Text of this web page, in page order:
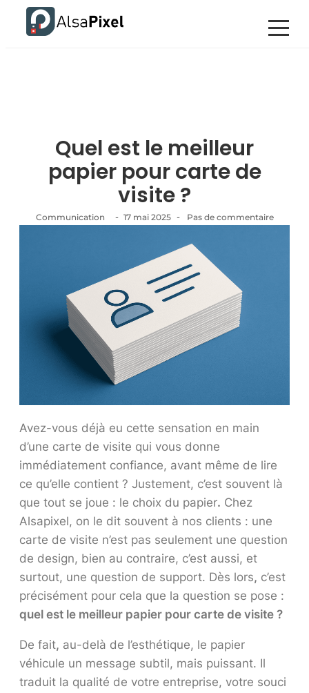
Quel est le meilleur
papier pour carte de
visite ?
Communication - 17 mai 2025 - Pas de commentaire
Avez-vous déjà eu cette sensation en main
d’une carte de visite qui vous donne
immédiatement confiance, avant même de lire
ce qu’elle contient ? Justement, c’est souvent là
que tout se joue : le choix du papier. Chez
Alsapixel, on le dit souvent à nos clients : une
carte de visite n’est pas seulement une question
de design, bien au contraire, c’est aussi, et
surtout, une question de support. Dès lors, c’est
précisément pour cela que la question se pose :
quel est le meilleur papier pour carte de visite ?
De fait, au-delà de l’esthétique, le papier
véhicule un message subtil, mais puissant. Il
traduit la qualité de votre entreprise, votre souci